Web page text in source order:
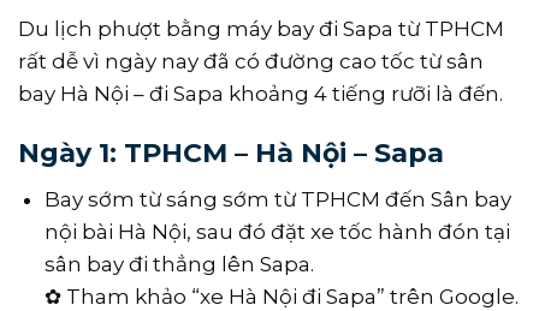
Du lịch phượt bằng máy bay đi Sapa từ TPHCM
rất dễ vì ngày nay đã có đường cao tốc từ sân
bay Hà Nội – đi Sapa khoảng 4 tiếng rưỡi là đến.
Ngày 1: TPHCM – Hà Nội – Sapa
Bay sớm từ sáng sớm từ TPHCM đến Sân bay
nội bài Hà Nội, sau đó đặt xe tốc hành đón tại
sân bay đi thẳng lên Sapa.
✿ Tham khảo “xe Hà Nội đi Sapa” trên Google.